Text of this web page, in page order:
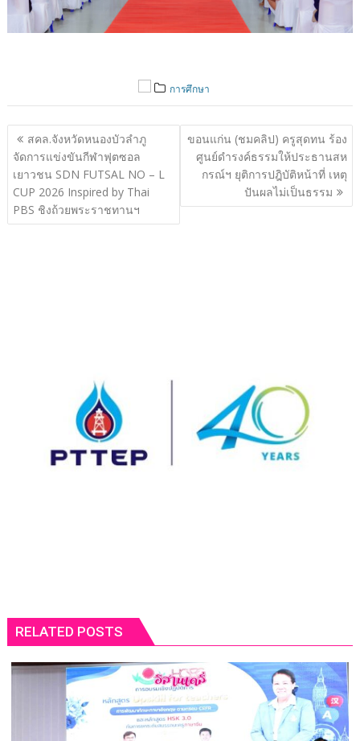
การศึกษา
แนะแนว
เรื่อง
สคล.จังหวัดหนองบัวลำภู
จัดการแข่งขันกีฬาฟุตซอล
เยาวชน SDN FUTSAL NO – L
CUP 2026 Inspired by Thai
PBS ชิงถ้วยพระราชทานฯ
ขอนแก่น (ชมคลิป) ครูสุดทน ร้อง
ศูนย์ดำรงค์ธรรมให้ประธานสห
กรณ์ฯ ยุติการปฎิบัติหน้าที่ เหตุ
ปันผลไม่เป็นธรรม
RELATED POSTS